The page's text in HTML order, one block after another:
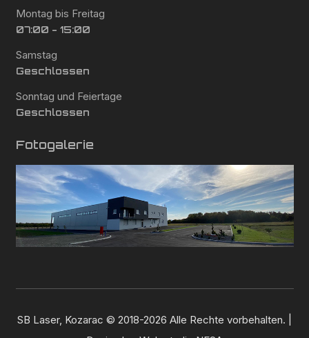
Montag bis Freitag
07:00 - 15:00
Samstag
Geschlossen
Sonntag und Feiertage
Geschlossen
Fotogalerie
SB Laser, Kozarac © 2018-2026 Alle Rechte vorbehalten. |